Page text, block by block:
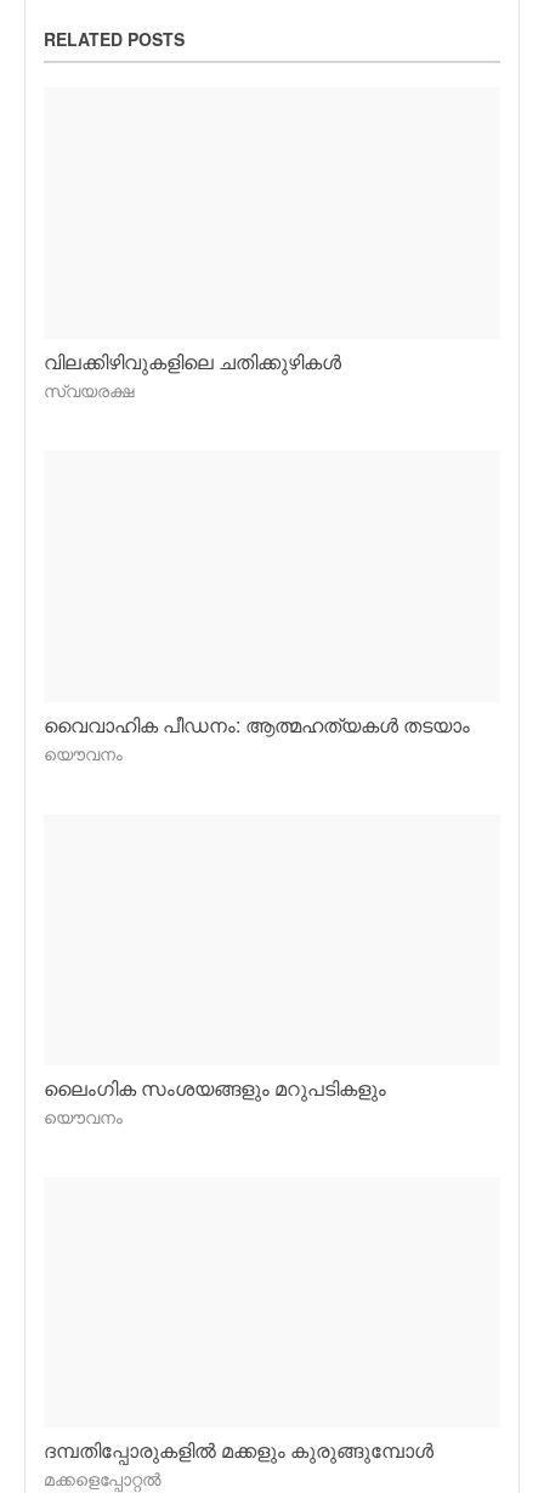
RELATED POSTS
വിലക്കിഴിവുകളിലെ ചതിക്കുഴികള്‍
സ്വയരക്ഷ
വൈവാഹിക പീഡനം: ആത്മഹത്യകള്‍ തടയാം
യൌവനം
ലൈംഗിക സംശയങ്ങളും മറുപടികളും
യൌവനം
ദമ്പതിപ്പോരുകളില്‍ മക്കളും കുരുങ്ങുമ്പോള്‍
മക്കളെപ്പോറ്റല്‍